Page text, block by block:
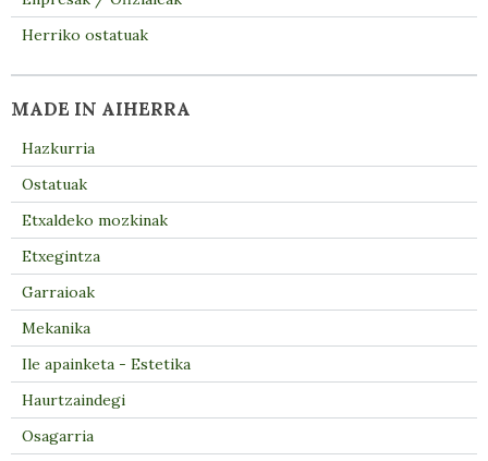
Herriko ostatuak
MADE IN AIHERRA
Hazkurria
Ostatuak
Etxaldeko mozkinak
Etxegintza
Garraioak
Mekanika
Ile apainketa - Estetika
Haurtzaindegi
Osagarria